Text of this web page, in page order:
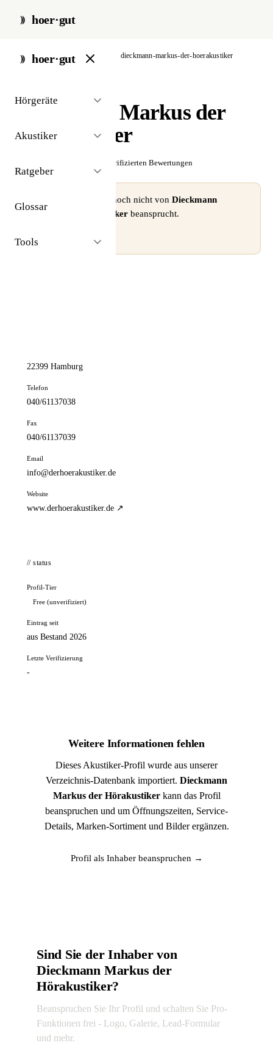
hoer·gut
hoer·gut
Hörgeräte
Akustiker
Ratgeber
Glossar
Tools
start / akustiker / hamburg dieckmann-markus-der-hoerakustiker
Dieckmann Markus der
Hörakustiker
Noch keine verifizierten Bewertungen
⚠ Dieses Profil wurde noch nicht von Dieckmann
Markus der Hörakustiker beansprucht.
22399 Hamburg
Telefon
040/61137038
Fax
040/61137039
Email
info@derhoerakustiker.de
Website
www.derhoerakustiker.de ↗
// status
Profil-Tier
Free (unverifiziert)
Eintrag seit
aus Bestand 2026
Letzte Verifizierung
-
Weitere Informationen fehlen
Dieses Akustiker-Profil wurde aus unserer
Verzeichnis-Datenbank importiert. Dieckmann
Markus der Hörakustikerkann das Profil
beanspruchen und um Öffnungszeiten, Service-
Details, Marken-Sortiment und Bilder ergänzen.
Profil als Inhaber beanspruchen →
Sind Sie der Inhaber von
Dieckmann Markus der
Hörakustiker?
Beanspruchen Sie Ihr Profil und schalten Sie Pro-
Funktionen frei - Logo, Galerie, Lead-Formular
und mehr.